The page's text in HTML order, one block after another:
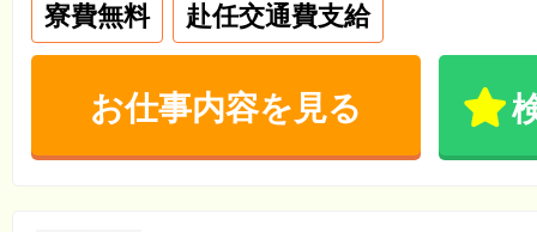
寮費無料 赴任交通費支給
お仕事内容を見る